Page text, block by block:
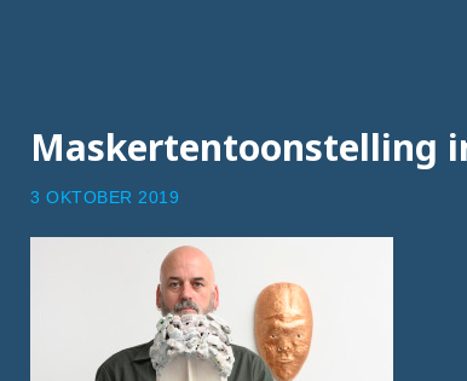
Maskertentoonstelling
3 OKTOBER 2019